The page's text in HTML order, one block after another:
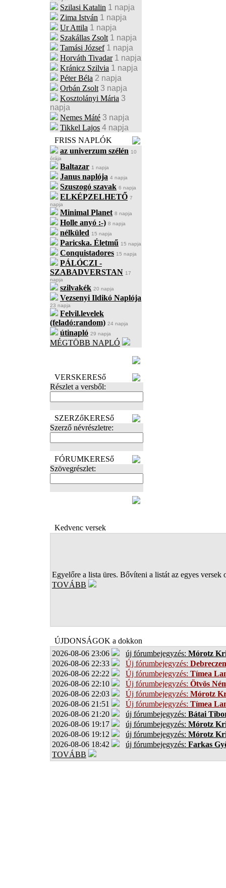
Szilasi Katalin 1 napja
Zima István 1 napja
Ur Attila 1 napja
Szakállas Zsolt 1 napja
Tamási József 1 napja
Horváth Tivadar 1 napja
Kránicz Szilvia 1 napja
Péter Béla 2 napja
Orbán Zsolt 3 napja
Kosztolányi Mária 3
napja
Nemes Máté 3 napja
Tikkel Lajos 4 napja
FRISS NAPLÓK
az univerzum szélén 10
órája
Baltazar 1 napja
Janus naplója 4 napja
Szuszogó szavak 6 napja
ELKÉPZELHETŐ 7
napja
Minimal Planet 8 napja
Holle anyó :-) 8 napja
nélküled 15 napja
Paricska. Életmű 15 napja
Conquistadores 15 napja
PÁLÓCZI -
SZABADVERSTAN 17
napja
szilvakék 20 napja
Vezsenyi Ildikó Naplója
23 napja
Felvil.levelek
(feladó:random) 24 napja
útinapló 29 napja
MÉGTÖBB NAPLÓ
VERSKERESő
Részlet a versből:
SZERZőKERESő
Szerző névrészletre:
FÓRUMKERESő
Szövegrészlet:
Kedvenc versek
Egyelőre a lista üres. Bővíteni a listát az egyes versek
TOVÁBB
ÚJDONSÁGOK a dokkon
2026-08-06 23:06
új fórumbejegyzés: Mórotz
2026-08-06 22:33
Új fórumbejegyzés:
2026-08-06 22:22
Új fórumbejegyzés: Tímea
2026-08-06 22:10
Új fórumbejegyzés: Ötvös
2026-08-06 22:03
Új fórumbejegyzés: Mórotz
2026-08-06 21:51
Új fórumbejegyzés: Tímea
2026-08-06 21:20
új fórumbejegyzés: Bátai
2026-08-06 19:17
új fórumbejegyzés: Mórotz
2026-08-06 19:12
új fórumbejegyzés: Mórotz
2026-08-06 18:42
új fórumbejegyzés: Farkas
TOVÁBB